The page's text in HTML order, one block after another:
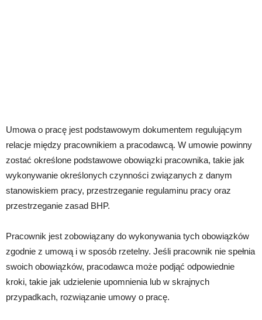
Umowa o pracę jest podstawowym dokumentem regulującym
relacje między pracownikiem a pracodawcą. W umowie powinny
zostać określone podstawowe obowiązki pracownika, takie jak
wykonywanie określonych czynności związanych z danym
stanowiskiem pracy, przestrzeganie regulaminu pracy oraz
przestrzeganie zasad BHP.
Pracownik jest zobowiązany do wykonywania tych obowiązków
zgodnie z umową i w sposób rzetelny. Jeśli pracownik nie spełnia
swoich obowiązków, pracodawca może podjąć odpowiednie
kroki, takie jak udzielenie upomnienia lub w skrajnych
przypadkach, rozwiązanie umowy o pracę.